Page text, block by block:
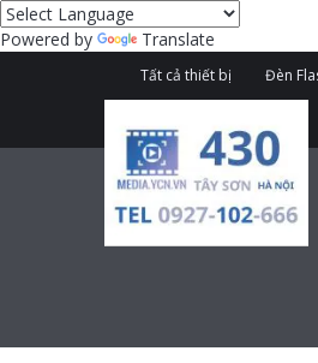
Powered by Translate
Tất cả thiết bị Đèn